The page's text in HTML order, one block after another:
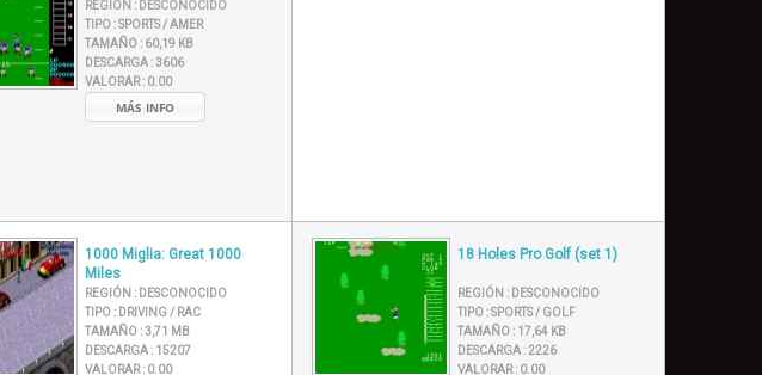
REGIÓN : DESCONOCIDO
TIPO :SPORTS / AMER
TAMAÑO : 60,19 KB
DESCARGA :3606
VALORAR : 0.00
MÁS INFO
1000 Miglia: Great 1000
Miles
REGIÓN : DESCONOCIDO
TIPO : DRIVING / RAC
TAMAÑO :3,71 MB
DESCARGA : 15207
VALORAR : 0.00
18 Holes Pro Golf (set 1)
REGIÓN : DESCONOCIDO
TIPO :SPORTS / GOLF
TAMAÑO : 17,64 KB
DESCARGA :2226
VALORAR : 0.00